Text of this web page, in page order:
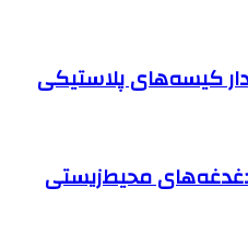
کیسه‌های پلاستیکی
دغدغه‌های محیط‌زیستی